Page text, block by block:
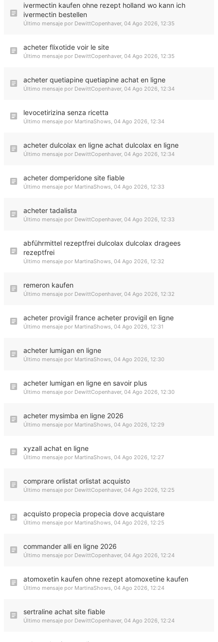
ivermectin kaufen ohne rezept holland wo kann ich
ivermectin bestellen
Último mensaje por DewittCopenhaver, 04 Ago 2026, 12:35
acheter flixotide voir le site
Último mensaje por DewittCopenhaver, 04 Ago 2026, 12:35
acheter quetiapine quetiapine achat en ligne
Último mensaje por DewittCopenhaver, 04 Ago 2026, 12:34
levocetirizina senza ricetta
Último mensaje por MartinaShows, 04 Ago 2026, 12:34
acheter dulcolax en ligne achat dulcolax en ligne
Último mensaje por DewittCopenhaver, 04 Ago 2026, 12:34
acheter domperidone site fiable
Último mensaje por MartinaShows, 04 Ago 2026, 12:33
acheter tadalista
Último mensaje por DewittCopenhaver, 04 Ago 2026, 12:33
abführmittel rezeptfrei dulcolax dulcolax dragees
rezeptfrei
Último mensaje por MartinaShows, 04 Ago 2026, 12:32
remeron kaufen
Último mensaje por DewittCopenhaver, 04 Ago 2026, 12:32
acheter provigil france acheter provigil en ligne
Último mensaje por MartinaShows, 04 Ago 2026, 12:31
acheter lumigan en ligne
Último mensaje por MartinaShows, 04 Ago 2026, 12:30
acheter lumigan en ligne en savoir plus
Último mensaje por DewittCopenhaver, 04 Ago 2026, 12:30
acheter mysimba en ligne 2026
Último mensaje por MartinaShows, 04 Ago 2026, 12:29
xyzall achat en ligne
Último mensaje por MartinaShows, 04 Ago 2026, 12:27
comprare orlistat orlistat acquisto
Último mensaje por DewittCopenhaver, 04 Ago 2026, 12:25
acquisto propecia propecia dove acquistare
Último mensaje por MartinaShows, 04 Ago 2026, 12:25
commander alli en ligne 2026
Último mensaje por DewittCopenhaver, 04 Ago 2026, 12:24
atomoxetin kaufen ohne rezept atomoxetine kaufen
Último mensaje por MartinaShows, 04 Ago 2026, 12:24
sertraline achat site fiable
Último mensaje por DewittCopenhaver, 04 Ago 2026, 12:24